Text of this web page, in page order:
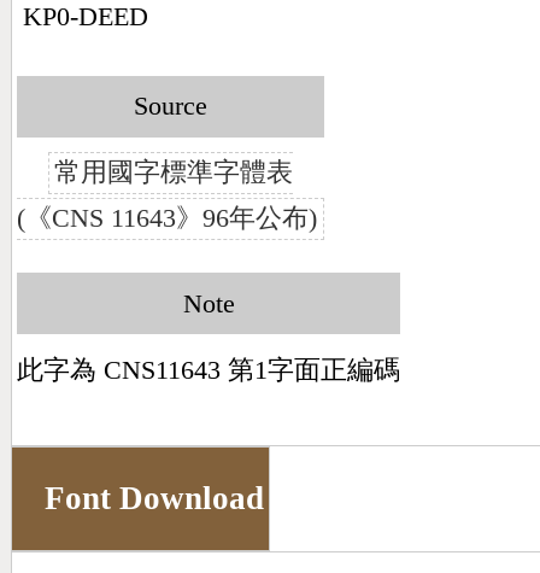
KP0-DEED
Source
常用國字標準字體表
(《CNS 11643》96年公布)
Note
此字為 CNS11643 第1字面正編碼
Font Download